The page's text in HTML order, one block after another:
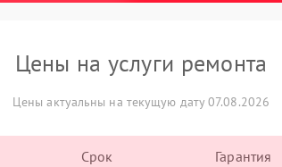
Цены на услуги ремонта
Цены актуальны на текущую дату 07.08.2026
Срок Гарантия